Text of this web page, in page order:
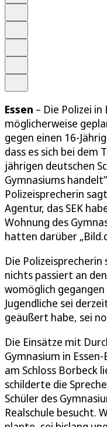
Essen – Die Polizei
möglicherweise
gegen einen 16-
dass es sich bei dem
jährigen deutschen
Gymnasiums
Polizeisprecherin
Agentur, das SEK
Wohnung des
hatten darüber
Die Polizeisprecherin
nichts passiert an
womöglich
Jugendliche sei
geäußert habe, sei
Die Einsätze mit
Gymnasium in
am Schloss Borbeck
schilderte die
Schüler des
Realschule besucht.